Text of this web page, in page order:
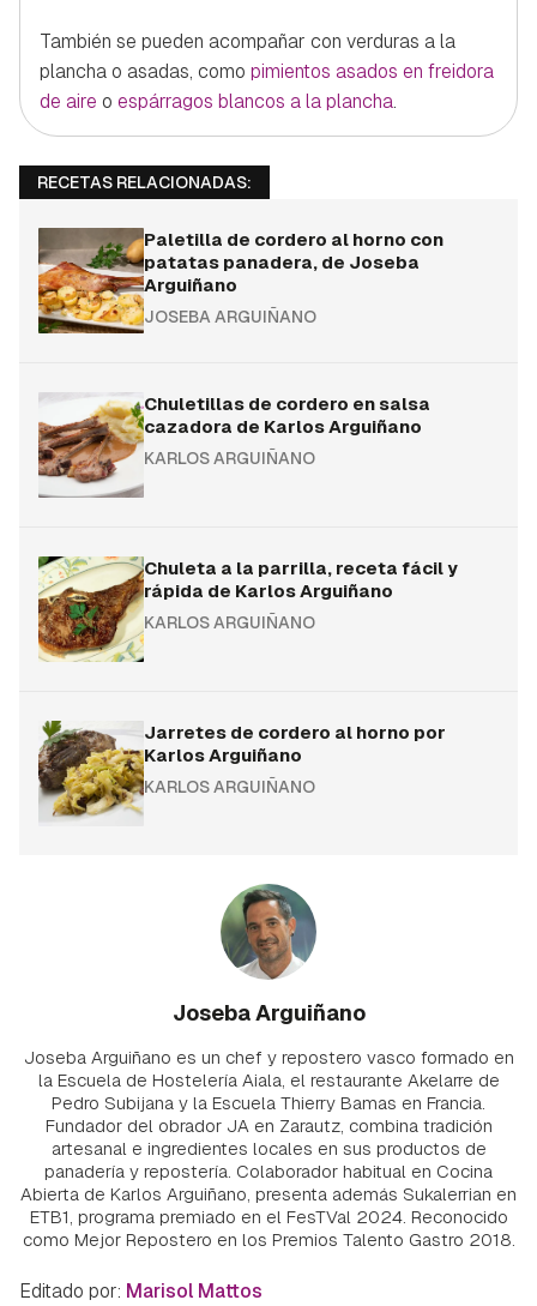
También se pueden acompañar con verduras a la
plancha o asadas, como pimientos asados en freidora
de aire o espárragos blancos a la plancha.
RECETAS RELACIONADAS:
Paletilla de cordero al horno con
patatas panadera, de Joseba
Arguiñano
JOSEBA ARGUIÑANO
Chuletillas de cordero en salsa
cazadora de Karlos Arguiñano
KARLOS ARGUIÑANO
Chuleta a la parrilla, receta fácil y
rápida de Karlos Arguiñano
KARLOS ARGUIÑANO
Jarretes de cordero al horno por
Karlos Arguiñano
KARLOS ARGUIÑANO
Joseba Arguiñano
Joseba Arguiñano es un chef y repostero vasco formado en
la Escuela de Hostelería Aiala, el restaurante Akelarre de
Pedro Subijana y la Escuela Thierry Bamas en Francia.
Fundador del obrador JA en Zarautz, combina tradición
artesanal e ingredientes locales en sus productos de
panadería y repostería. Colaborador habitual en Cocina
Abierta de Karlos Arguiñano, presenta además Sukalerrian en
ETB1, programa premiado en el FesTVal 2024. Reconocido
como Mejor Repostero en los Premios Talento Gastro 2018.
Editado por: Marisol Mattos